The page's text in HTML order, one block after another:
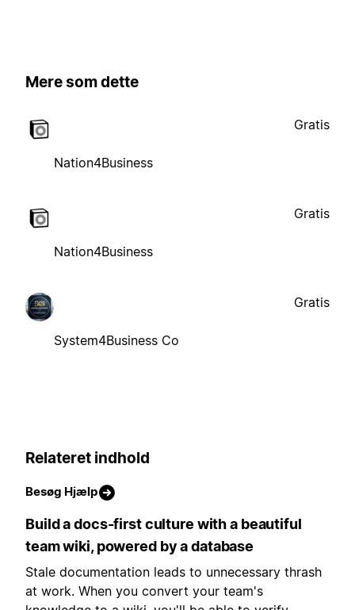
Mere som dette
Nation4Business
Gratis
Nation4Business
Gratis
System4Business Co
Gratis
Relateret indhold
Besøg Hjælp
Build a docs-first culture with a beautiful
team wiki, powered by a database
Stale documentation leads to unnecessary thrash
at work. When you convert your team's